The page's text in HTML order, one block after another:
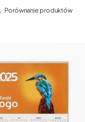
Porównanie produktów